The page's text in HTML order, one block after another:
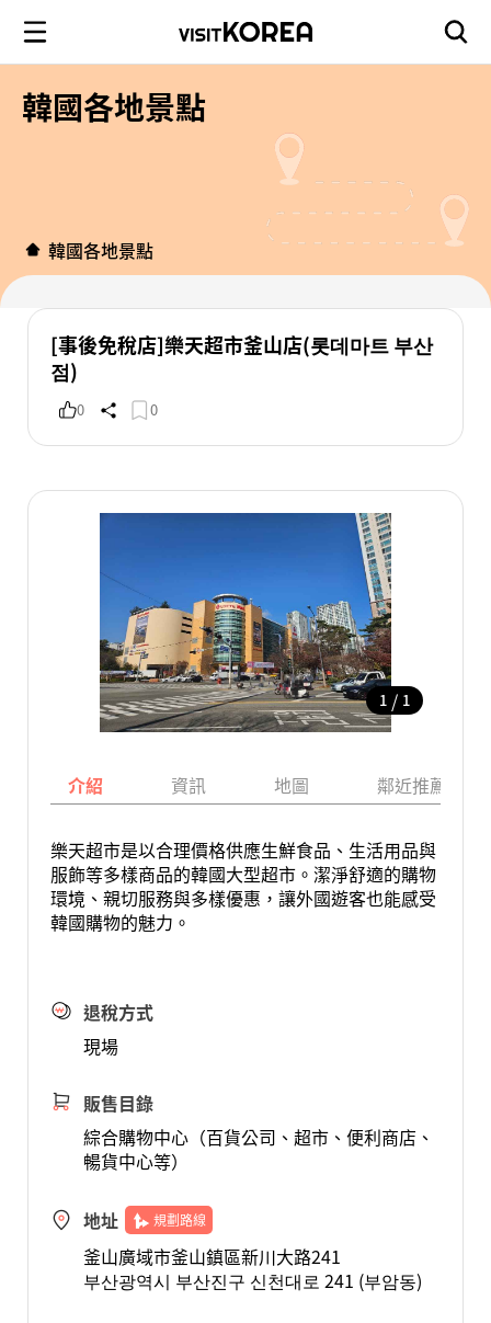
韓國各地景點
韓國各地景點
[事後免稅店]樂天超市釜山店(롯데마트 부산
점)
0 0
1 / 1
介紹 資訊 地圖 鄰近推薦景點
樂天超市是以合理價格供應生鮮食品、生活用品與
服飾等多樣商品的韓國大型超市。潔淨舒適的購物
環境、親切服務與多樣優惠，讓外國遊客也能感受
韓國購物的魅力。
退稅方式
現場
販售目錄
綜合購物中心（百貨公司、超市、便利商店、
暢貨中心等）
地址 規劃路線
釜山廣域市釜山鎮區新川大路241
부산광역시 부산진구 신천대로 241 (부암동)